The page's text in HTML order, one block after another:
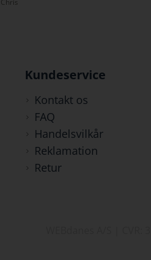
Chris
Kundeservice
Kontakt os
FAQ
Handelsvilkår
Reklamation
Retur